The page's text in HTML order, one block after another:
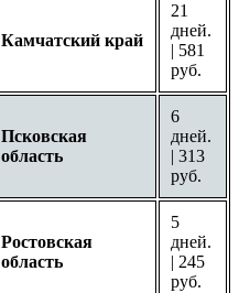
Камчатский край
21
дней.
| 581
руб.
Псковская
область
6
дней.
| 313
руб.
Ростовская
область
5
дней.
| 245
руб.